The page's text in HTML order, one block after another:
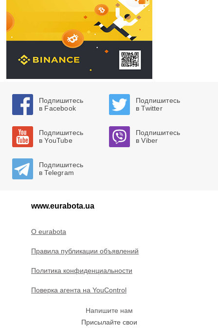
Подпишитесь
в Facebook
Подпишитесь
в Twitter
Подпишитесь
в YouTube
Подпишитесь
в Viber
Подпишитесь
в Telegram
www.eurabota.ua
O eurabota
Правила публикации объявлений
Политика конфиденциальности
Поверка агента на YouControl
Напишите нам
Присылайте свои